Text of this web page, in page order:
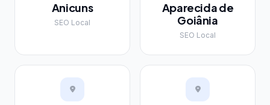
Anicuns
SEO Local
Aparecida de
Goiânia
SEO Local